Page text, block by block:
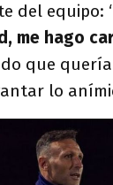
del equipo:
me hago
que
lo